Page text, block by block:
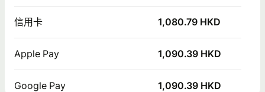
信用卡 1,080.79 HKD
Apple Pay 1,090.39 HKD
Google Pay 1,090.39 HKD